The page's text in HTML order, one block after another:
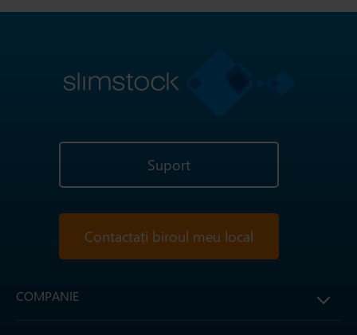
Suport
Contactați biroul meu local
COMPANIE